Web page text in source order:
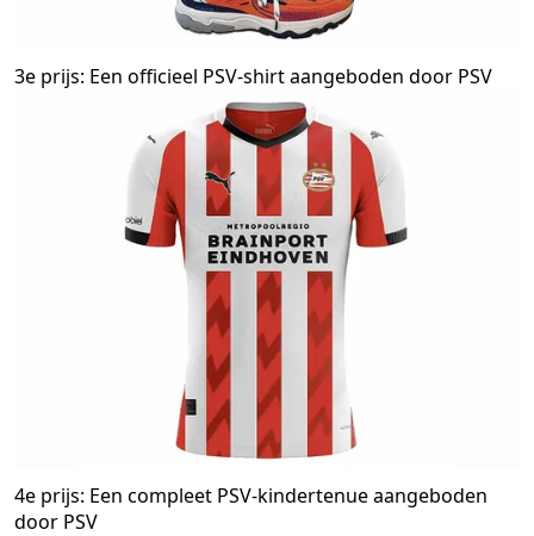
3e prijs: Een officieel PSV-shirt aangeboden door PSV
4e prijs: Een compleet PSV-kindertenue aangeboden
door PSV